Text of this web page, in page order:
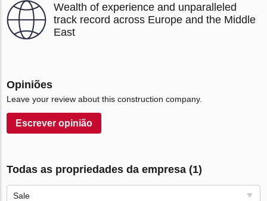
Wealth of experience and unparalleled
track record across Europe and the Middle
East
Opiniões
Leave your review about this construction company.
Escrever opinião
Todas as propriedades da empresa (1)
Sale